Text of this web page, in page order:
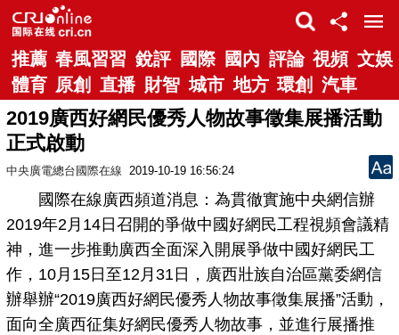
推薦 春風習習 銳評 國際 國內 評論 視頻 文娛
體育 原創 直播 財智 城市 地方 環創 汽車
2019廣西好網民優秀人物故事徵集展播活動
正式啟動
中央廣電總台國際在線 2019-10-19 16:56:24
國際在線廣西頻道消息：為貫徹實施中央網信辦
2019年2月14日召開的爭做中國好網民工程視頻會議精
神，進一步推動廣西全面深入開展爭做中國好網民工
作，10月15日至12月31日，廣西壯族自治區黨委網信
辦舉辦“2019廣西好網民優秀人物故事徵集展播”活動，
面向全廣西征集好網民優秀人物故事，並進行展播推